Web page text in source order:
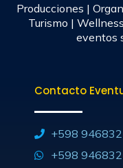
Producciones |
Turismo |
eventos
Contacto
+598
+598